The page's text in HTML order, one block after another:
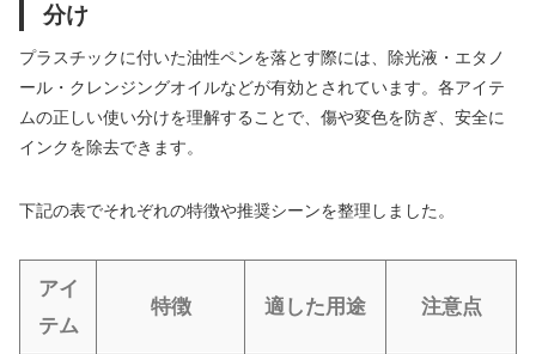
分け
プラスチックに付いた油性ペンを落とす際には、除光液・エタノ
ール・クレンジングオイルなどが有効とされています。各アイテ
ムの正しい使い分けを理解することで、傷や変色を防ぎ、安全に
インクを除去できます。
下記の表でそれぞれの特徴や推奨シーンを整理しました。
アイ
テム
特徴 適した用途 注意点